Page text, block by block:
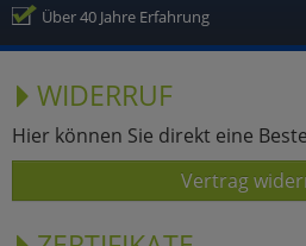
Über 40 Jahre Erfahrung
WIDERRUF
Hier können Sie direkt eine
Vertrag